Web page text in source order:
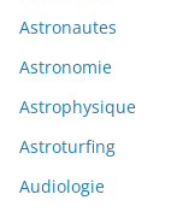
Astronautes
Astronomie
Astrophysique
Astroturfing
Audiologie